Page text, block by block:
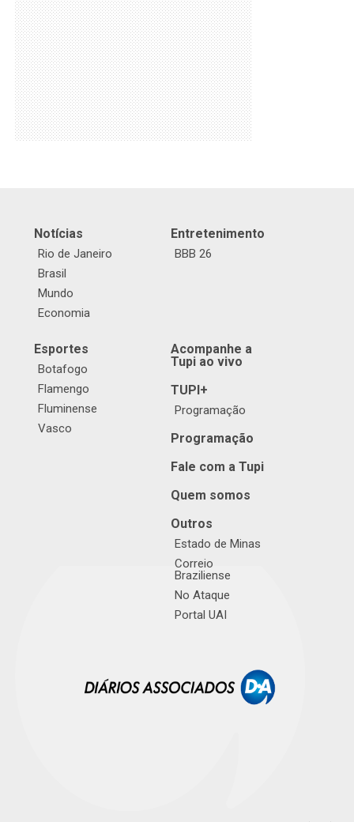
Notícias
Rio de Janeiro
Brasil
Mundo
Economia
Entretenimento
BBB 26
Esportes
Botafogo
Flamengo
Fluminense
Vasco
Acompanhe a
Tupi ao vivo
TUPI+
Programação
Programação
Fale com a Tupi
Quem somos
Outros
Estado de Minas
Correio
Braziliense
No Ataque
Portal UAI